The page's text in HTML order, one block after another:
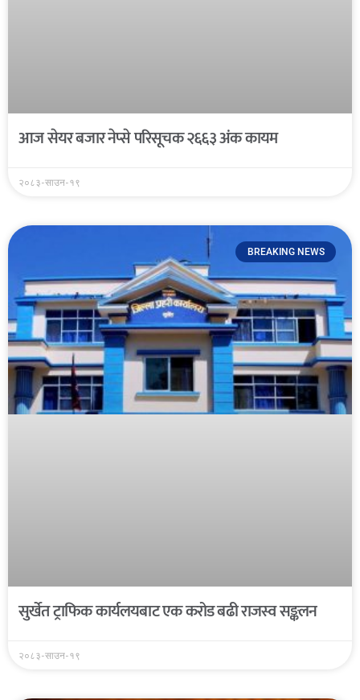
आज सेयर बजार नेप्से परिसूचक २६६३ अंक कायम
२०८३-साउन-१९
BREAKING NEWS
सुर्खेत ट्राफिक कार्यलयबाट एक करोड बढी राजस्व सङ्कलन
२०८३-साउन-१९